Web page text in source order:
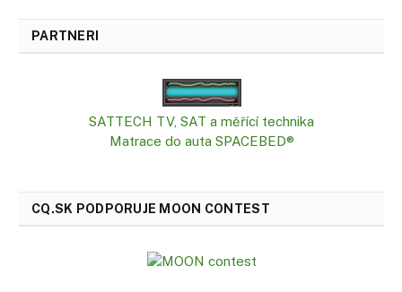
PARTNERI
SATTECH TV, SAT a měřící technika
Matrace do auta SPACEBED®
CQ.SK PODPORUJE MOON CONTEST